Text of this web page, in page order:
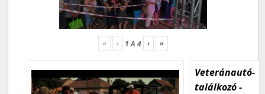
« ‹ 1A 4 › »
Veteránautó-
találkozó -